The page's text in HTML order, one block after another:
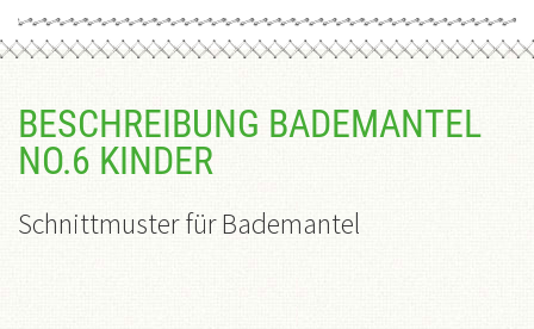
BESCHREIBUNG BADEMANTEL
NO.6 KINDER
Schnittmuster fürBademantel